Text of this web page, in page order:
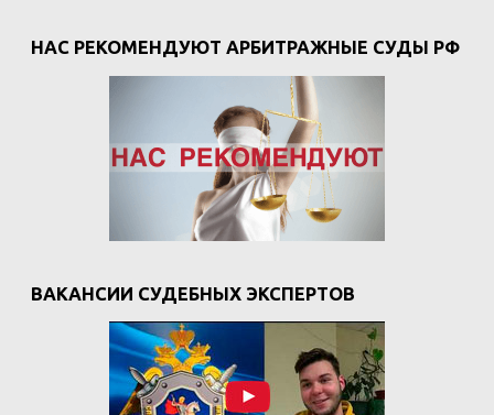
НАС РЕКОМЕНДУЮТ АРБИТРАЖНЫЕ СУДЫ РФ
ВАКАНСИИ СУДЕБНЫХ ЭКСПЕРТОВ